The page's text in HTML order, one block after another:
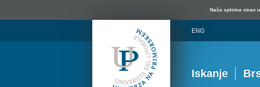
Naša spletna stran
ENG
Iskanje